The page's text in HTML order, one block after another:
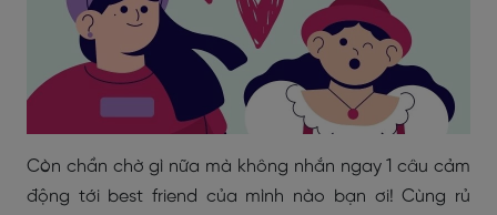
Còn chần chờ gì nữa mà không nhắn ngay 1 câu cảm
động tới best friend của mình nào bạn ơi! Cùng rủ